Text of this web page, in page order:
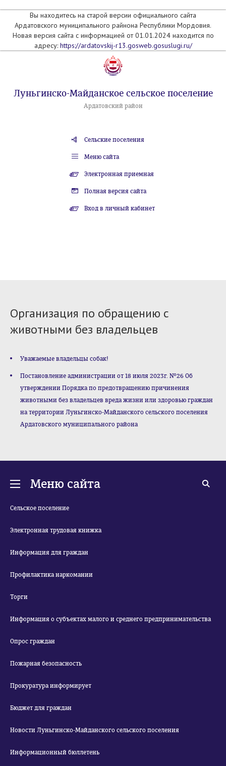
Вы находитесь на старой версии официального сайта
Ардатовского муниципального райнона Республики Мордовия.
Новая версия сайта с информацией от 01.01.2024 находится по
адресу: https://ardatovskij-r13.gosweb.gosuslugi.ru/
Луньгинско-Майданское сельское поселение
Ардатовский район
Сельские поселения
Меню сайта
Электронная приемная
Полная версия сайта
Вход в личный кабинет
Организация по обращению с
животными без владельцев
Уважаемые владельцы собак!
Постановление администрации от 18 июля 2023г. №26 Об
утверждении Порядка по предотвращению причинения
животными без владельцев вреда жизни или здоровью граждан
на территории Луньгинско-Майданского сельского поселения
Ардатовского муниципального района
Меню сайта
Сельское поселение
Электронная трудовая книжка
Информация для граждан
Профилактика наркомании
Торги
Информация о субъектах малого и среднего предпринимательства
Опрос граждан
Пожарная безопасность
Прокуратура информирует
Бюджет для граждан
Новости Луньгинско-Майданского сельского поселения
Информационный бюллетень